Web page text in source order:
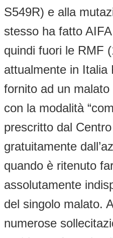
S549R) e alla
stesso ha fatto
quindi fuori le RMF
attualmente in Italia
fornito ad un
con la modalità
prescritto dal
gratuitamente
quando è ritenuto
assolutamente
del singolo malato.
numerose